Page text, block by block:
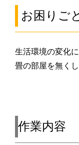
お困りご
生活環境の変化
畳の部屋を無く
作業内容